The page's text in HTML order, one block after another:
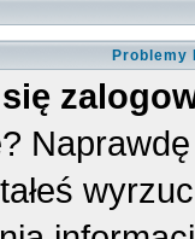
Problemy